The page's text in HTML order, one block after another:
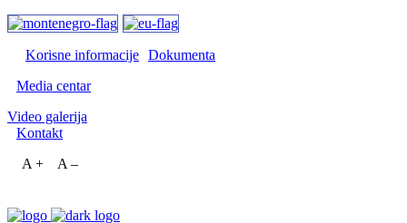
Korisne informacije Dokumenta
Media centar
Video galerija
Kontakt
A +
A –